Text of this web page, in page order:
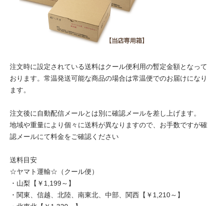
注文時に設定されている送料はクール便利用の暫定金額となって
おります。常温発送可能な商品の場合は常温便でのお届けになり
ます。
注文後に自動配信メールとは別に確認メールを差し上げます。
地域や重量により個々に送料が異なりますので、お手数ですが確
認メールにて料金をご確認ください
送料目安
☆ヤマト運輸☆（クール便）
・山梨【￥1,199～】
・関東、信越、北陸、南東北、中部、関西【￥1,210～】